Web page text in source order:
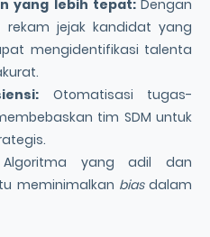
yang lebih tepat:Dengan
jejak kandidat yang
mengidentifikasi talenta
Otomatisasi tugas-
tim SDM untuk
yang adil dan
meminimalkan biasdalam